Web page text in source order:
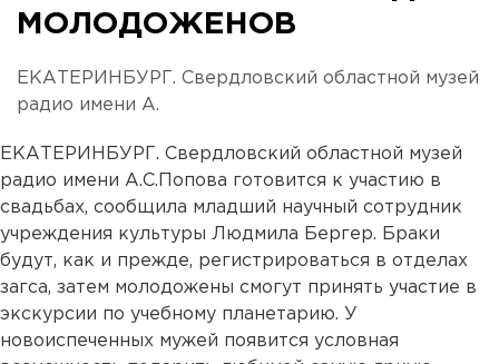
МОЛОДОЖЕНОВ
ЕКАТЕРИНБУРГ. Свердловский областной музей
радио имени А.
ЕКАТЕРИНБУРГ. Свердловский областной музей
радио имени А.С.Попова готовится к участию в
свадьбах, сообщила младший научный сотрудник
учреждения культуры Людмила Бергер. Браки
будут, как и прежде, регистрироваться в отделах
загса, затем молодожены смогут принять участие в
экскурсии по учебному планетарию. У
новоиспеченных мужей появится условная